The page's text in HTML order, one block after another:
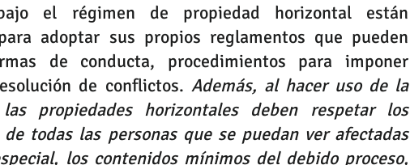
el régimen de propiedad horizontal están
adoptar sus propios reglamentos que pueden
de conducta, procedimientos para imponer
de conflictos. Además, al hacer uso de la
propiedades horizontales deben respetar los
todas las personas que se puedan ver afectadas
los contenidos mínimos del debido proceso,